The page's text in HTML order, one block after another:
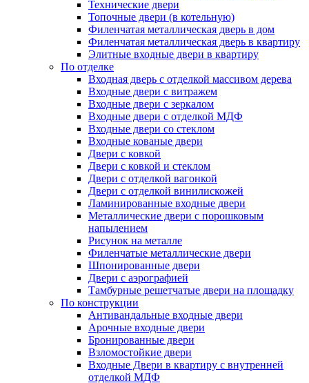
Технические двери
Топочные двери (в котельную)
Филенчатая металлическая дверь в дом
Филенчатая металлическая дверь в квартиру
Элитные входные двери в квартиру
По отделке
Входная дверь с отделкой массивом дерева
Входные двери с витражем
Входные двери с зеркалом
Входные двери с отделкой МДФ
Входные двери со стеклом
Входные кованые двери
Двери с ковкой
Двери с ковкой и стеклом
Двери с отделкой вагонкой
Двери с отделкой винилискожей
Ламинированные входные двери
Металлические двери с порошковым
напылением
Рисунок на металле
Филенчатые металлические двери
Шпонированные двери
Двери с аэрографией
Тамбурные решетчатые двери на площадку
По конструкции
Антивандальные входные двери
Арочные входные двери
Бронированные двери
Взломостойкие двери
Входные Двери в квартиру с внутренней
отделкой МДФ